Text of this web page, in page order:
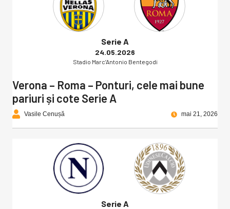
Serie A
24.05.2026
Stadio Marc’Antonio Bentegodi
Verona – Roma – Ponturi, cele mai bune
pariuri și cote Serie A
Vasile Cenușă mai 21, 2026
Serie A